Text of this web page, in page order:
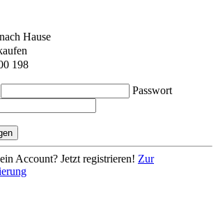
Hause
198
Passwort
Account? Jetzt registrieren! Zur